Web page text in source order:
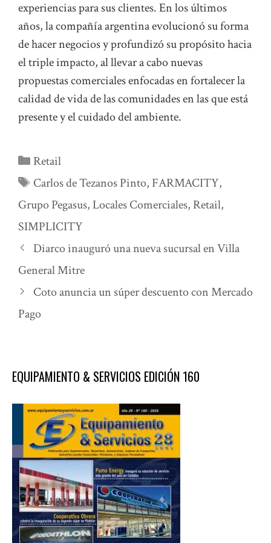
experiencias para sus clientes. En los últimos
años, la compañía argentina evolucionó su forma
de hacer negocios y profundizó su propósito hacia
el triple impacto, al llevar a cabo nuevas
propuestas comerciales enfocadas en fortalecer la
calidad de vida de las comunidades en las que está
presente y el cuidado del ambiente.
Categorías
Retail
Etiquetas
Carlos de Tezanos Pinto, FARMACITY,
Grupo Pegasus,Locales Comerciales, Retail,
SIMPLICITY
Diarco inauguró una nueva sucursal en Villa
General Mitre
Coto anuncia un súper descuento con Mercado
Pago
EQUIPAMIENTO & SERVICIOS EDICIÓN 160